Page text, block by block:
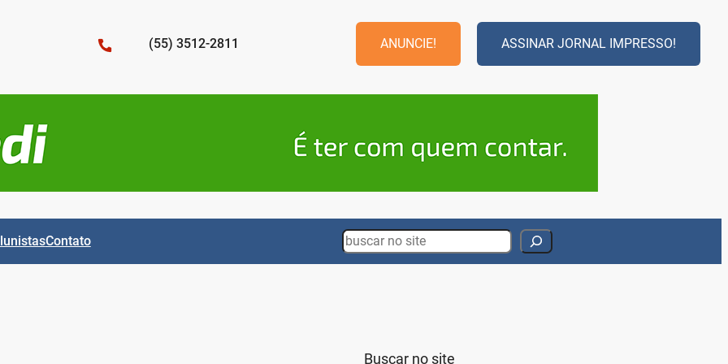
(55) 3512-2811 ANUNCIE! ASSINAR JORNAL IMPRESSO!
Contato Search
Buscar no site